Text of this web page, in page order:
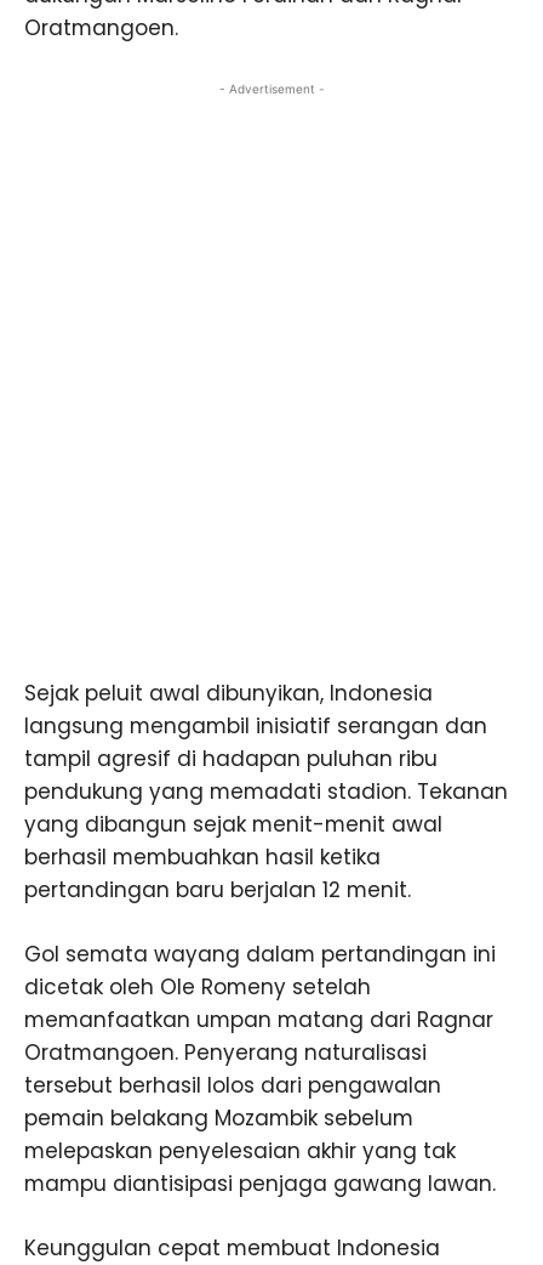
Oratmangoen.
- Advertisement -
Sejak peluit awal dibunyikan, Indonesia
langsung mengambil inisiatif serangan dan
tampil agresif di hadapan puluhan ribu
pendukung yang memadati stadion. Tekanan
yang dibangun sejak menit-menit awal
berhasil membuahkan hasil ketika
pertandingan baru berjalan 12 menit.
Gol semata wayang dalam pertandingan ini
dicetak oleh Ole Romeny setelah
memanfaatkan umpan matang dari Ragnar
Oratmangoen. Penyerang naturalisasi
tersebut berhasil lolos dari pengawalan
pemain belakang Mozambik sebelum
melepaskan penyelesaian akhir yang tak
mampu diantisipasi penjaga gawang lawan.
Keunggulan cepat membuat Indonesia